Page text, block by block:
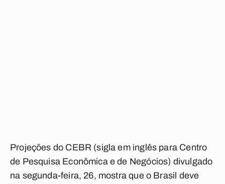
Projeções do CEBR (sigla em inglês para Centro
de Pesquisa Econômica e de Negócios) divulgado
na segunda-feira, 26, mostra que o Brasil deve